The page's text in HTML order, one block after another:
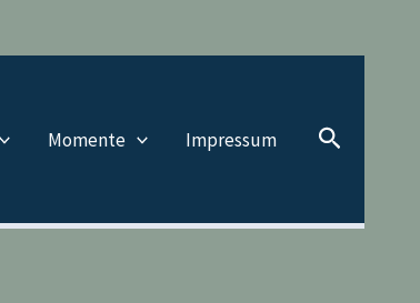
Momente Impressum Suchen